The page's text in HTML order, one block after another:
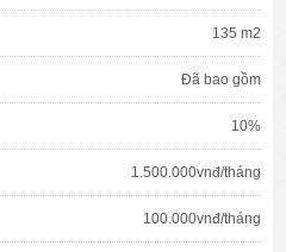
135 m2
Đã bao gồm
10%
1.500.000vnđ/tháng
100.000vnđ/tháng